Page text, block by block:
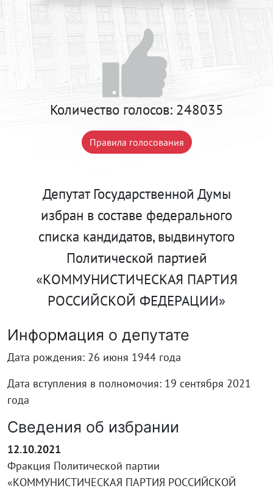
Количество голосов: 248035
Правила голосования
Депутат Государственной Думы
избран в составе федерального
списка кандидатов, выдвинутого
Политической партией
«КОММУНИСТИЧЕСКАЯ ПАРТИЯ
РОССИЙСКОЙ ФЕДЕРАЦИИ»
Информация о депутате
Дата рождения: 26 июня 1944 года
Дата вступления в полномочия: 19 сентября 2021
года
Сведения об избрании
12.10.2021
Фракция Политической партии
«КОММУНИСТИЧЕСКАЯ ПАРТИЯ РОССИЙСКОЙ